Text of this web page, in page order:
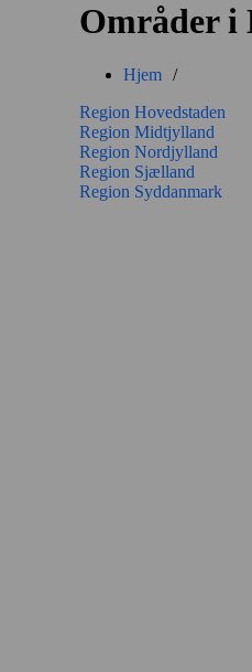
Områder i
Hjem /
Region Hovedstaden
Region Midtjylland
Region Nordjylland
Region Sjælland
Region Syddanmark